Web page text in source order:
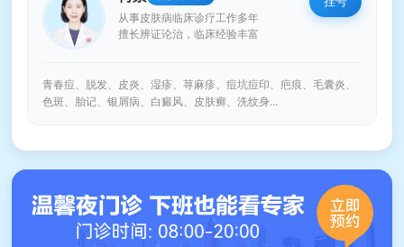
从事皮肤病临床诊疗工作多年
擅长辨证论治，临床经验丰富
青春痘、脱发、皮炎、湿疹、荨麻疹、痘坑痘印、疤痕、毛囊炎、
色斑、胎记、银屑病、白癜风、皮肤癣、洗纹身...